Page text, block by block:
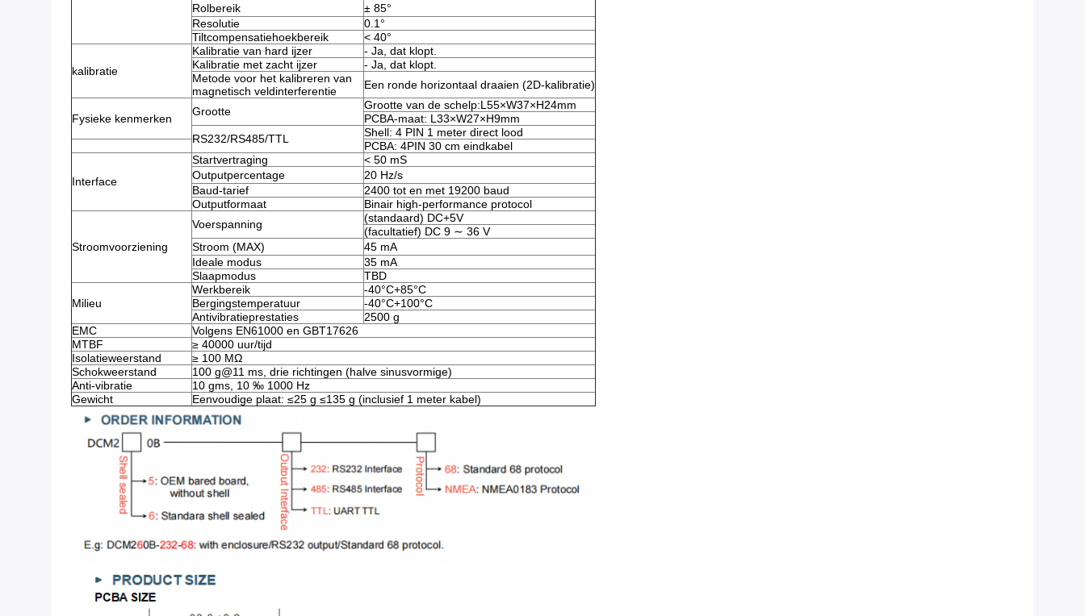
Rolbereik
± 85°
Resolutie
0.1°
Tiltcompensatiehoekbereik
< 40°
kalibratie
Kalibratie van hard ijzer
- Ja, dat klopt.
Kalibratie met zacht ijzer
- Ja, dat klopt.
Metode voor het kalibreren van
magnetisch veldinterferentie
Een ronde horizontaal draaien (2D-kalibratie)
Fysieke kenmerken
Grootte
Grootte van de schelp:L55×W37×H24mm
PCBA-maat: L33×W27×H9mm
RS232/RS485/TTL
Shell: 4 PIN 1 meter direct lood
PCBA: 4PIN 30 cm eindkabel
Interface
Startvertraging
< 50 mS
Outputpercentage
20 Hz/s
Baud-tarief
2400 tot en met 19200 baud
Outputformaat
Binair high-performance protocol
Stroomvoorziening
Voerspanning
(standaard) DC+5V
(facultatief) DC 9 ∼ 36 V
Stroom (MAX)
45 mA
Ideale modus
35 mA
Slaapmodus
TBD
Milieu
Werkbereik
-40°C+85°C
Bergingstemperatuur
-40°C+100°C
Antivibratieprestaties
2500 g
EMC
Volgens EN61000 en GBT17626
MTBF
≥ 40000 uur/tijd
Isolatieweerstand
≥ 100 MΩ
Schokweerstand
100 g@11 ms, drie richtingen (halve sinusvormige)
Anti-vibratie
10 gms, 10 ‰ 1000 Hz
Gewicht
Eenvoudige plaat: ≤25 g ≤135 g (inclusief 1 meter kabel)